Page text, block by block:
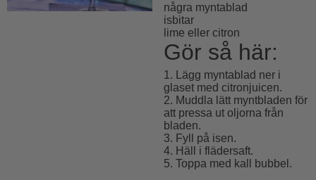
några myntablad
isbitar
lime eller citron
Gör så här:
1. Lägg myntablad ner i
glaset med citronjuicen.
2. Muddla lätt myntbladen för
att pressa ut oljorna från
bladen.
3. Fyll på isen.
4. Häll i flädersaft.
5. Toppa med kall bubbel.